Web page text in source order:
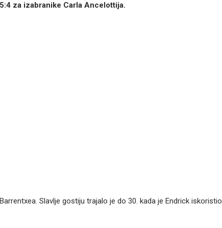
za izabranike Carla Ancelottija.
Slavlje gostiju trajalo je do 30. kada je Endrick iskoristio